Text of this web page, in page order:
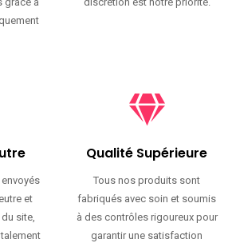
et
site,
Qualité Supérieure
Tous nos produits sont
fabriqués avec soin et soumis
à des contrôles rigoureux pour
garantir une satisfaction